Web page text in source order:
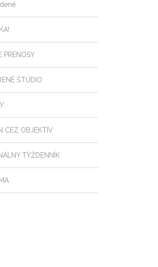
PRENOSY
ŠTÚDIO
CEZ OBJEKTÍV
TÝŽDENNÍK